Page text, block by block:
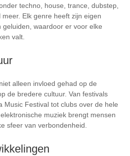
techno, house, trance, dubstep,
Elk genre heeft zijn eigen
waardoor er voor elke
valt.
alleen invloed gehad op de
de bredere cultuur. Van festivals
Music Festival tot clubs over de hele
muziek brengt mensen
sfeer van verbondenheid.